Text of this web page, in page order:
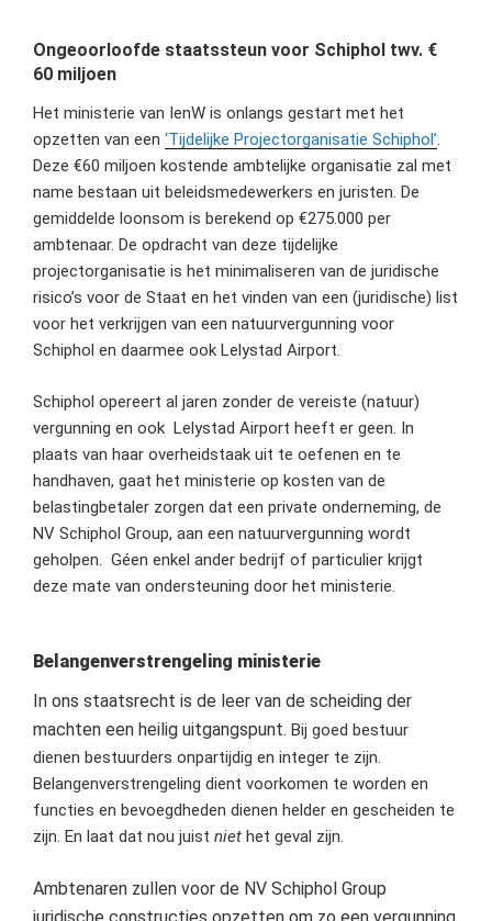
Ongeoorloofde staatssteun voor Schiphol twv. €
60 miljoen
Het ministerie van IenW is onlangs gestart met het
opzetten van een ‘Tijdelijke Projectorganisatie Schiphol’.
Deze €60 miljoen kostende ambtelijke organisatie zal met
name bestaan uit beleidsmedewerkers en juristen. De
gemiddelde loonsom is berekend op €275.000 per
ambtenaar. De opdracht van deze tijdelijke
projectorganisatie is het minimaliseren van de juridische
risico’s voor de Staat en het vinden van een (juridische) list
voor het verkrijgen van een natuurvergunning voor
Schiphol en daarmee ook Lelystad Airport.
Schiphol opereert al jaren zonder de vereiste (natuur)
vergunning en ook Lelystad Airport heeft er geen. In
plaats van haar overheidstaak uit te oefenen en te
handhaven, gaat het ministerie op kosten van de
belastingbetaler zorgen dat een private onderneming, de
NV Schiphol Group, aan een natuurvergunning wordt
geholpen. Géen enkel ander bedrijf of particulier krijgt
deze mate van ondersteuning door het ministerie.
Belangenverstrengeling ministerie
In ons staatsrecht is de leer van de scheiding der
machten een heilig uitgangspunt. Bij goed bestuur
dienen bestuurders onpartijdig en integer te zijn.
Belangenverstrengeling dient voorkomen te worden en
functies en bevoegdheden dienen helder en gescheiden te
zijn. En laat dat nou juist niet het geval zijn.
Ambtenaren zullen voor de NV Schiphol Group